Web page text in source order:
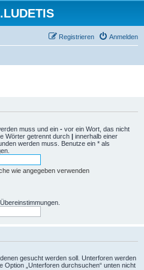
Anmelden
Registrieren
muss und ein - vor ein Wort, das nicht
Wörter getrennt durch | innerhalb einer
werden muss. Benutze ein * als
wie angegeben verwenden
gesucht werden soll. Unterforen werden
„Unterforen durchsuchen“ unten nicht